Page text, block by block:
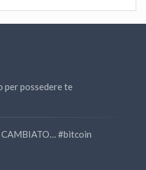
per possedere te
CAMBIATO… #bitcoin